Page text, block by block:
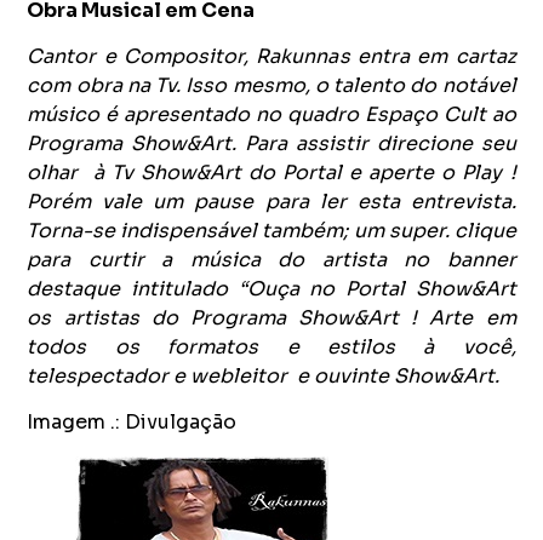
Obra Musical em Cena
Cantor e Compositor, Rakunnas entra em cartaz
com obra na Tv. Isso mesmo, o talento do notável
músico é apresentado no quadro Espaço Cult ao
Programa Show&Art. Para assistir direcione seu
olhar à Tv Show&Art do Portal e aperte o Play !
Porém vale um pause para ler esta entrevista.
Torna-se indispensável também; um super. clique
para curtir a música do artista no banner
destaque intitulado “Ouça no Portal Show&Art
os artistas do Programa Show&Art ! Arte em
todos os formatos e estilos à você,
telespectador e webleitor e ouvinte Show&Art.
Imagem .: Divulgação